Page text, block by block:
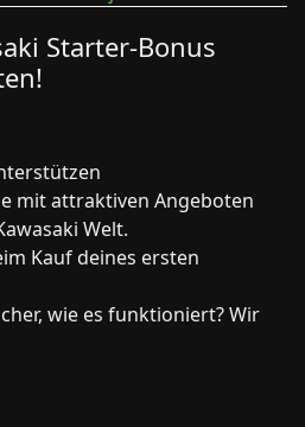
Starter-Bonus
mit attraktiven Angeboten
Welt.
Kauf deines ersten
wie es funktioniert? Wir